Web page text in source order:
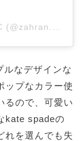
なデザインな
ップなカラー使
るので、可愛い
kate spadeの
れを選んでも失